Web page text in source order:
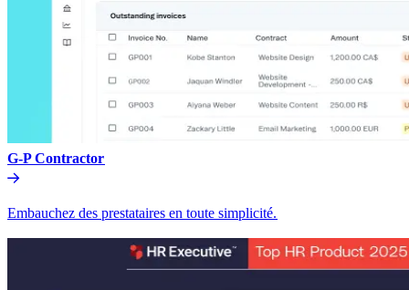
G-P Contractor​​
Embauchez des prestataires en toute simplicité.​​